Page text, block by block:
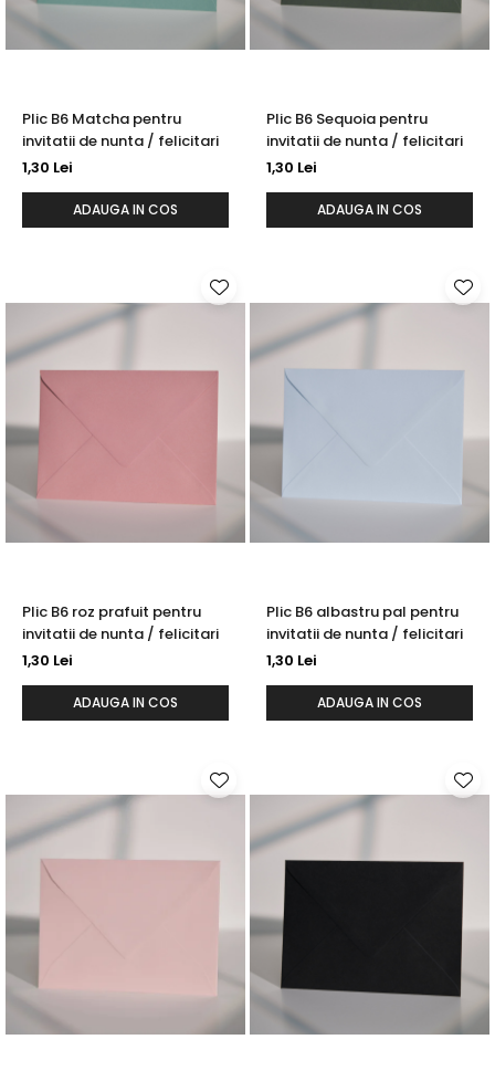
Plic B6 Matcha pentru
invitatii de nunta / felicitari
1,30 Lei
ADAUGA IN COS
Plic B6 Sequoia pentru
invitatii de nunta / felicitari
1,30 Lei
ADAUGA IN COS
Plic B6 roz prafuit pentru
invitatii de nunta / felicitari
1,30 Lei
ADAUGA IN COS
Plic B6 albastru pal pentru
invitatii de nunta / felicitari
1,30 Lei
ADAUGA IN COS